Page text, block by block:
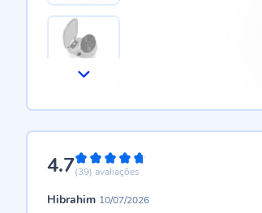
4.794%
(39) avaliações
Hibrahim 10/07/2026